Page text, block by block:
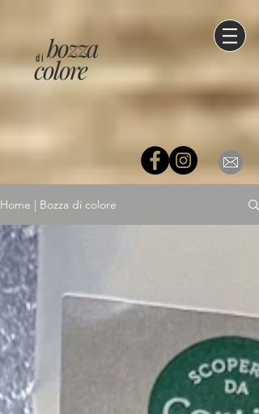
di
colore
bozza
Home | Bozza di colore